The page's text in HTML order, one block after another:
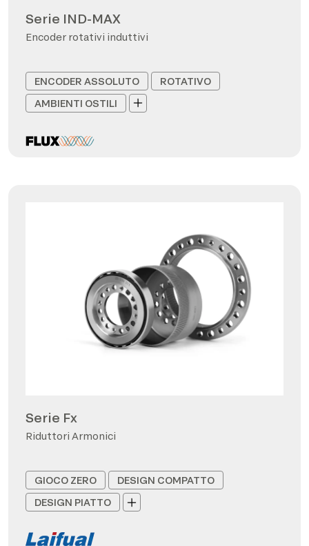
Serie IND-MAX
Encoder rotativi induttivi
ENCODER ASSOLUTO
ROTATIVO
AMBIENTI OSTILI
Serie Fx
Riduttori Armonici
GIOCO ZERO
DESIGN COMPATTO
DESIGN PIATTO